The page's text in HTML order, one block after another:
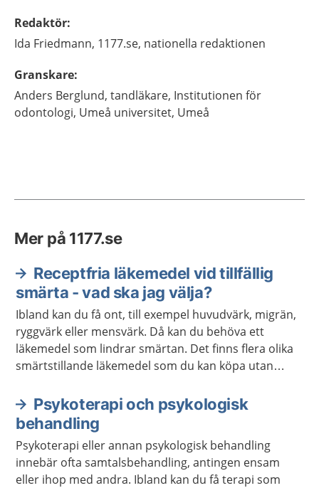
Redaktör:
Ida Friedmann, 1177.se, nationella redaktionen
Granskare:
Anders Berglund, tandläkare, Institutionen för
odontologi, Umeå universitet, Umeå
Mer på 1177.se
Receptfria läkemedel vid tillfällig
smärta - vad ska jag välja?
Ibland kan du få ont, till exempel huvudvärk, migrän,
ryggvärk eller mensvärk. Då kan du behöva ett
läkemedel som lindrar smärtan. Det finns flera olika
smärtstillande läkemedel som du kan köpa utan
Psykoterapi och psykologisk
behandling
Psykoterapi eller annan psykologisk behandling
innebär ofta samtalsbehandling, antingen ensam
eller ihop med andra. Ibland kan du få terapi som